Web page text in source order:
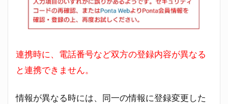
連携時に、電話番号など双方の登録内容が異なる
と連携できません。
情報が異なる時には、同一の情報に登録変更した